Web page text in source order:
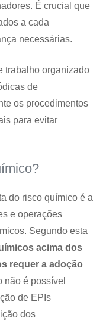
É crucial que
a cada
necessárias.
trabalho organizado
de
os procedimentos
para evitar
do risco químico é a
e operações
Segundo esta
acima dos
requer a adoção
não é possível
de EPIs
dos